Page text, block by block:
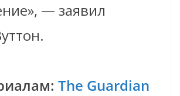
— заявил
The Guardian